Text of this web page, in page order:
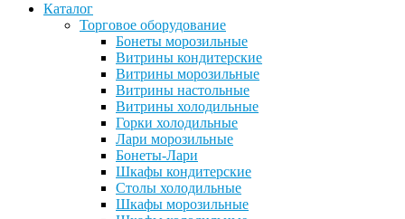
Каталог
Торговое оборудование
Бонеты морозильные
Витрины кондитерские
Витрины морозильные
Витрины настольные
Витрины холодильные
Горки холодильные
Лари морозильные
Бонеты-Лари
Шкафы кондитерские
Столы холодильные
Шкафы морозильные